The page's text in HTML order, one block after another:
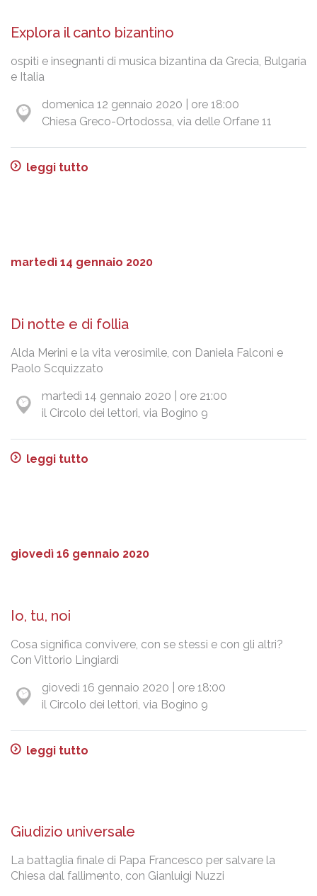
Explora il canto bizantino
ospiti e insegnanti di musica bizantina da Grecia, Bulgaria
e Italia
domenica 12 gennaio 2020 | ore 18:00
Chiesa Greco-Ortodossa, via delle Orfane 11
leggi tutto
martedì 14 gennaio 2020
Di notte e di follia
Alda Merini e la vita verosimile, con Daniela Falconi e
Paolo Scquizzato
martedì 14 gennaio 2020 | ore 21:00
il Circolo dei lettori, via Bogino 9
leggi tutto
giovedì 16 gennaio 2020
Io, tu, noi
Cosa significa convivere, con se stessi e con gli altri?
Con Vittorio Lingiardi
giovedì 16 gennaio 2020 | ore 18:00
il Circolo dei lettori, via Bogino 9
leggi tutto
Giudizio universale
La battaglia finale di Papa Francesco per salvare la
Chiesa dal fallimento, con Gianluigi Nuzzi